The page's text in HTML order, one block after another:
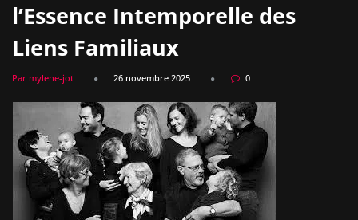
l’Essence Intemporelle des
Liens Familiaux
Par mylene-jot 26 novembre 2025 0